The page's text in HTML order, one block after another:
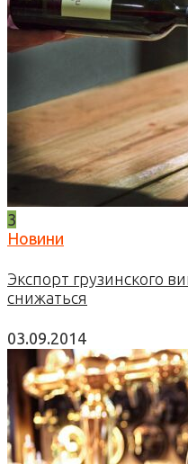
3
Новини
Экспорт грузинского
снижаться
03.09.2014